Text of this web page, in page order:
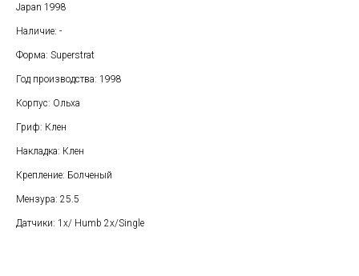
Japan 1998
Наличие: -
Форма: Superstrat
Год производства: 1998
Корпус: Ольха
Гриф: Клен
Накладка: Клен
Крепление: Болченый
Мензура: 25.5
Датчики: 1x/ Humb 2x/Single